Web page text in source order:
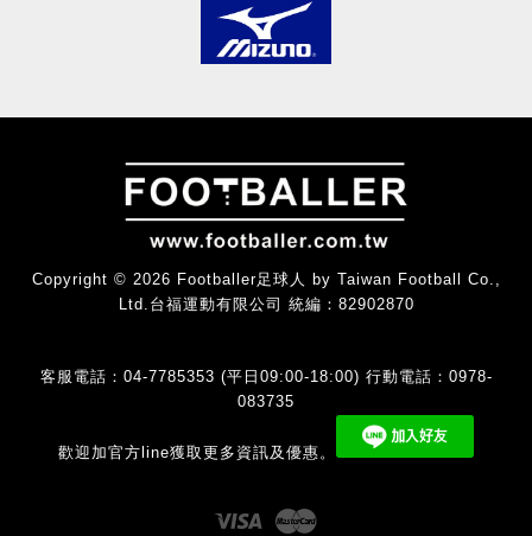
Copyright © 2026 Footballer足球人 by Taiwan Football Co.,
Ltd.台福運動有限公司 統編：82902870
客服電話：04-7785353 (平日09:00-18:00) 行動電話：0978-
083735
歡迎加官方line獲取更多資訊及優惠。
Visa